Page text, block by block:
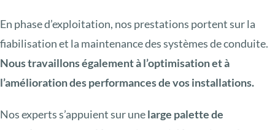
En phase d’exploitation, nos prestations portent sur la
fiabilisation et la maintenance des systèmes de conduite.
Nous travaillons également à l’optimisation et à
l’amélioration des performances de vos installations.
Nos experts s’appuient sur unelarge palette de